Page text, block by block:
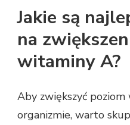
Jakie są
na
witaminy A?
Aby zwiększyć
organizmie, warto